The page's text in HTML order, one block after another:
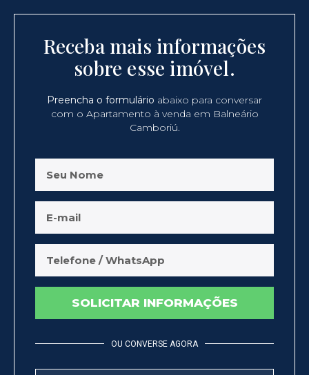
Receba mais informações
sobre esse imóvel.
Preencha o formulário abaixo para conversar
com o Apartamento à venda em Balneário
Camboriú.
SOLICITAR INFORMAÇÕES
OU CONVERSE AGORA